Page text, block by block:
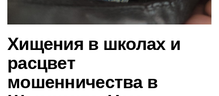
Хищения в школах и
расцвет
мошенничества в